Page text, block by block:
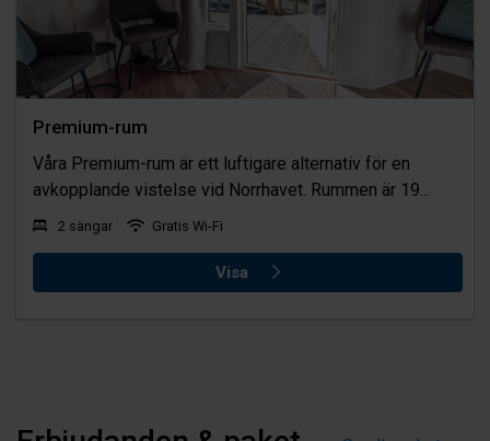
Premium-rum
Våra Premium-rum är ett luftigare alternativ för en
avkopplande vistelse vid Norrhavet. Rummen är 19...
2 sängar Gratis Wi-Fi
Visa